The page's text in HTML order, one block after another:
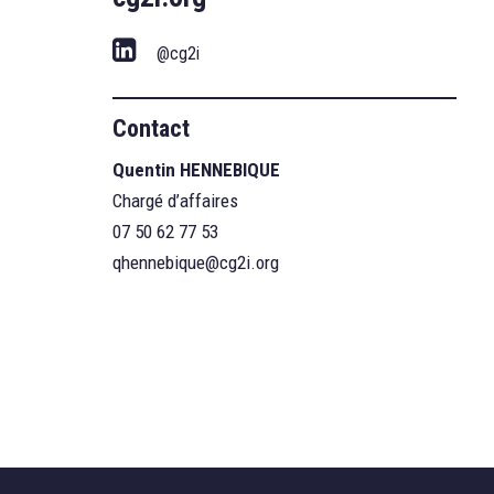
@cg2i
Contact
Quentin HENNEBIQUE
Chargé d’affaires
07 50 62 77 53
qhennebique@cg2i.org